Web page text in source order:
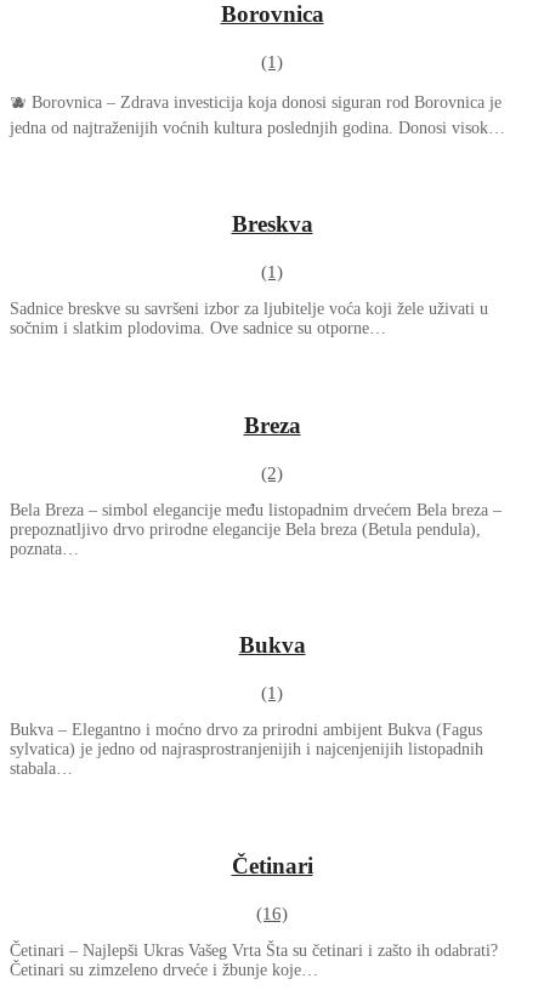
Borovnica
(1)
🫐 Borovnica – Zdrava investicija koja donosi siguran rod Borovnica je
jedna od najtraženijih voćnih kultura poslednjih godina. Donosi visok…
Breskva
(1)
Sadnice breskve su savršeni izbor za ljubitelje voća koji žele uživati u
sočnim i slatkim plodovima. Ove sadnice su otporne…
Breza
(2)
Bela Breza – simbol elegancije među listopadnim drvećem Bela breza –
prepoznatljivo drvo prirodne elegancije Bela breza (Betula pendula),
poznata…
Bukva
(1)
Bukva – Elegantno i moćno drvo za prirodni ambijent Bukva (Fagus
sylvatica) je jedno od najrasprostranjenijih i najcenjenijih listopadnih
stabala…
Četinari
(16)
Četinari – Najlepši Ukras Vašeg Vrta Šta su četinari i zašto ih odabrati?
Četinari su zimzeleno drveće i žbunje koje…